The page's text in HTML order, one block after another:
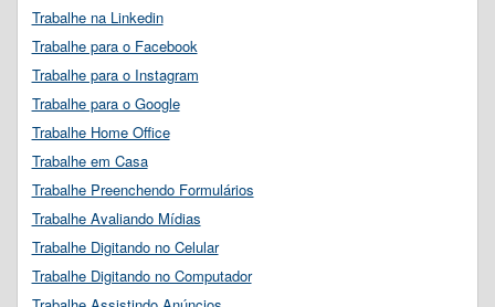
Trabalhe na Linkedin
Trabalhe para o Facebook
Trabalhe para o Instagram
Trabalhe para o Google
Trabalhe Home Office
Trabalhe em Casa
Trabalhe Preenchendo Formulários
Trabalhe Avaliando Mídias
Trabalhe Digitando no Celular
Trabalhe Digitando no Computador